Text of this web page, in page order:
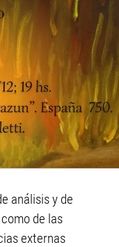
análisis y de
de las
externas